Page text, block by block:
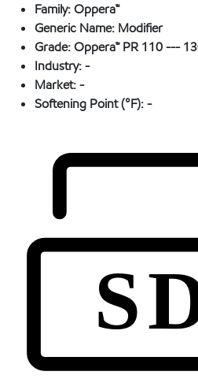
Family:Oppera™
Generic Name: Modifier
Grade:Oppera™ PR 110 ---
Industry:-
Market:-
Softening Point (°F):-